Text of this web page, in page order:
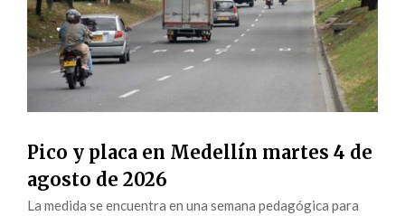
Pico y placa en Medellín martes 4 de
agosto de 2026
La medida se encuentra en una semana pedagógica para